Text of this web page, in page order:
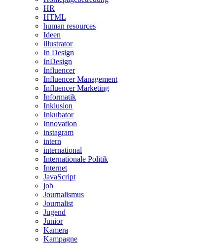
HR
HTML
human resources
Ideen
illustrator
In Design
InDesign
Influencer
Influencer Management
Influencer Marketing
Informatik
Inklusion
Inkubator
Innovation
instagram
intern
international
Internationale Politik
Internet
JavaScript
job
Journalismus
Journalist
Jugend
Junior
Kamera
Kampagne